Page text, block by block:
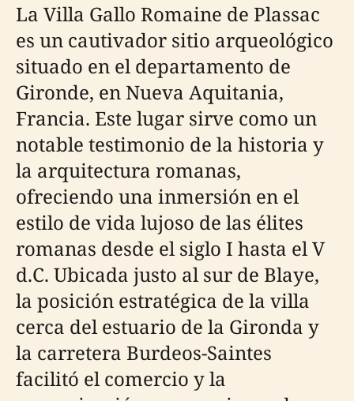
La Villa Gallo Romaine de Plassac
es un cautivador sitio arqueológico
situado en el departamento de
Gironde, en Nueva Aquitania,
Francia. Este lugar sirve como un
notable testimonio de la historia y
la arquitectura romanas,
ofreciendo una inmersión en el
estilo de vida lujoso de las élites
romanas desde el siglo I hasta el V
d.C. Ubicada justo al sur de Blaye,
la posición estratégica de la villa
cerca del estuario de la Gironda y
la carretera Burdeos-Saintes
facilitó el comercio y la